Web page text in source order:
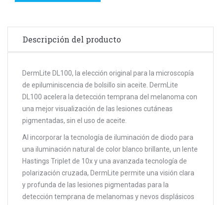
Descripción del producto
DermLite DL100, la elección original para la microscopía
de epiluminiscencia de bolsillo sin aceite. DermLite
DL100 acelera la detección temprana del melanoma con
una mejor visualización de las lesiones cutáneas
pigmentadas, sin el uso de aceite.
Al incorporar la tecnología de iluminación de diodo para
una iluminación natural de color blanco brillante, un lente
Hastings Triplet de 10x y una avanzada tecnología de
polarización cruzada, DermLite permite una visión clara
y profunda de las lesiones pigmentadas para la
detección temprana de melanomas y nevos displásicos